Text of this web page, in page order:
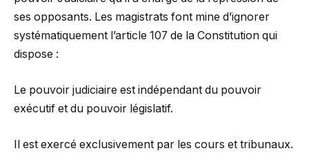
ses opposants. Les magistrats font mine d’ignorer
systématiquement l’article 107 de la Constitution qui
dispose :
Le pouvoir judiciaire est indépendant du pouvoir
exécutif et du pouvoir législatif.
Il est exercé exclusivement par les cours et tribunaux.